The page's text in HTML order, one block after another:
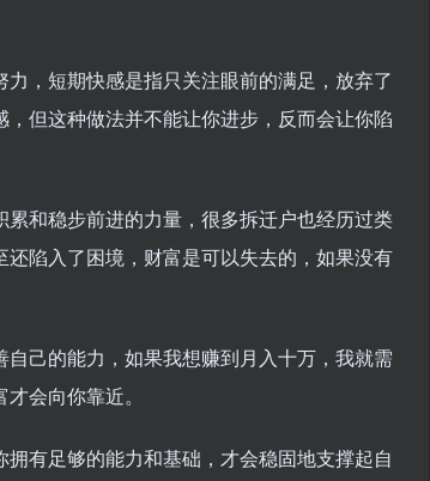
，短期快感是指只关注眼前的满足，放弃了
但这种做法并不能让你进步，反而会让你陷
和稳步前进的力量，很多拆迁户也经历过类
陷入了困境，财富是可以失去的，如果没有
己的能力，如果我想赚到月入十万，我就需
会向你靠近。
有足够的能力和基础，才会稳固地支撑起自